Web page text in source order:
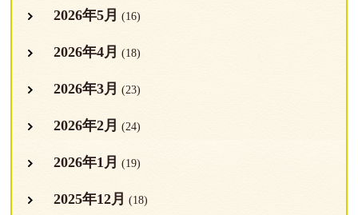
2026年5月 (16)
2026年4月 (18)
2026年3月 (23)
2026年2月 (24)
2026年1月 (19)
2025年12月 (18)